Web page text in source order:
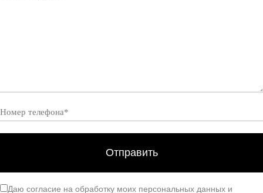
Даю согласие на обработку моих персональных данных и